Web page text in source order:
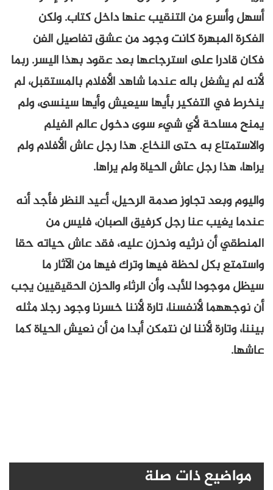
أسهل وأسرع من التنقيب عنها داخل كتاب. ولكن
الفكرة المبهرة كانت وجود من عشق تفاصيل الفن
فكان قادرا على استرجاعها بعد عقود بهذا اليسر. ربما
لأنه لم يشغل باله عندما شاهد الأفلام بالمستقبل، لم
ينخرط في التفكير بأيها سيعيش وأيها سينسى، ولم
يمنح مساحة لأي شيء سوى دخول عالم الفيلم
والاستمتاع به حتى النخاع. هذا رجل عاش الأفلام ولم
يراها، هذا رجل عاش الحياة ولم يراها.
واليوم وبعد تجاوز صدمة الرحيل، أعيد النظر فأجد أنه
عندما يغيب عنا رجل كرفيق الصبان، فليس من
المنطقي أن نرثيه ونحزن عليه، فقد عاش حياته حقا
واستمتع بكل لحظة فيها وترك فيها من الآثار ما
سيظل موجودا للأبد، وأن الرثاء والحزن الحقيقيين يجب
أن نوجههما لأنفسنا، تارة لأننا خسرنا وجود رجلا مثله
بيننا، وتارة لأننا لن نتمكن أبدا من أن نعيش الحياة كما
عاشها.
مواضيع ذات صلة